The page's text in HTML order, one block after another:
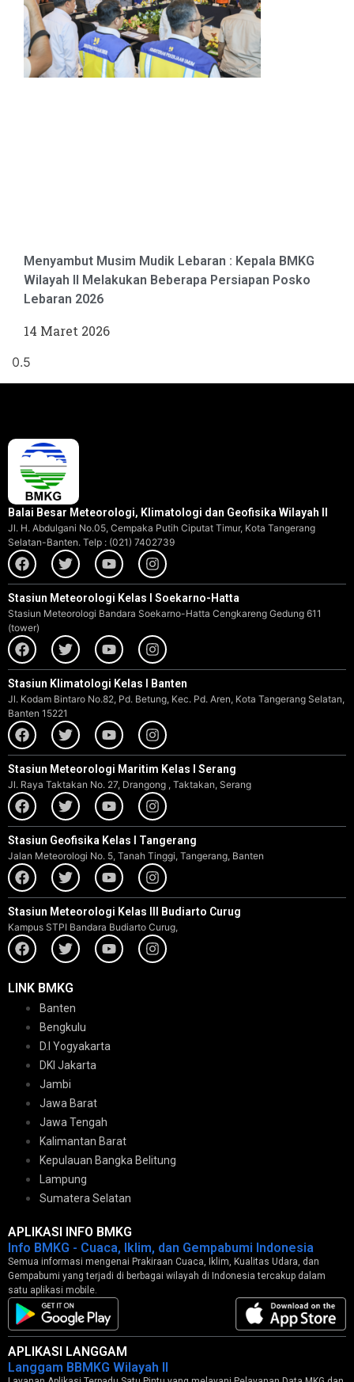
Menyambut Musim Mudik Lebaran : Kepala BMKG
Wilayah II Melakukan Beberapa Persiapan Posko
Lebaran 2026
14 Maret 2026
Balai Besar Meteorologi, Klimatologi dan Geofisika Wilayah II
Jl. H. Abdulgani No.05, Cempaka Putih Ciputat Timur, Kota Tangerang
Selatan-Banten. Telp : (021) 7402739
Stasiun Meteorologi Kelas I Soekarno-Hatta
Stasiun Meteorologi Bandara Soekarno-Hatta Cengkareng Gedung 611
(tower)
Stasiun Klimatologi Kelas I Banten
Jl. Kodam Bintaro No.82, Pd. Betung, Kec. Pd. Aren, Kota Tangerang Selatan,
Banten 15221
Stasiun Meteorologi Maritim Kelas I Serang
Jl. Raya Taktakan No. 27, Drangong , Taktakan, Serang
Stasiun Geofisika Kelas I Tangerang
Jalan Meteorologi No. 5, Tanah Tinggi, Tangerang, Banten
Stasiun Meteorologi Kelas III Budiarto Curug
Kampus STPI Bandara Budiarto Curug,
LINK BMKG
Banten
Bengkulu
D.I Yogyakarta
DKI Jakarta
Jambi
Jawa Barat
Jawa Tengah
Kalimantan Barat
Kepulauan Bangka Belitung
Lampung
Sumatera Selatan
APLIKASI INFO BMKG
Info BMKG - Cuaca, Iklim, dan Gempabumi Indonesia
Semua informasi mengenai Prakiraan Cuaca, Iklim, Kualitas Udara, dan
Gempabumi yang terjadi di berbagai wilayah di Indonesia tercakup dalam
satu aplikasi mobile.
APLIKASI LANGGAM
Langgam BBMKG Wilayah II